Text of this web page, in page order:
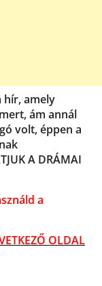
hír, amely
ám annál
volt, éppen a
A DRÁMAI
a
OLDAL